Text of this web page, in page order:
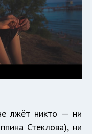
лжёт никто — ни
Стеклова), ни